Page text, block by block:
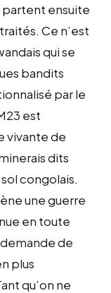
partent ensuite
Ce n’est
qui se
bandits
par le
est
vivante de
dits
congolais.
une guerre
en toute
demande de
plus
qu’on ne